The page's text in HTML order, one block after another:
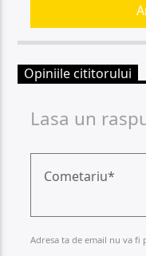
Opiniile cititorului
Lasa un
Adresa ta de email nu va